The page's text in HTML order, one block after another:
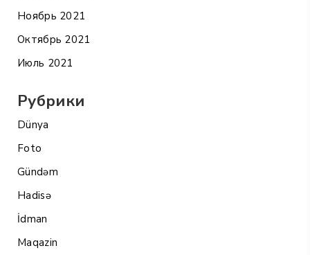
Ноябрь 2021
Октябрь 2021
Июль 2021
Рубрики
Dünya
Foto
Gündəm
Hadisə
İdman
Maqazin